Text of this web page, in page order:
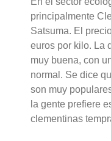
principalmente
Satsuma. El
euros por kilo. La
muy buena, con
normal. Se dice
son muy
la gente prefiere
clementinas